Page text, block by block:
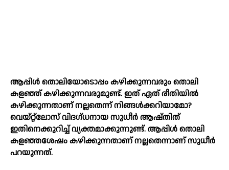
ആപ്പിള്‍ തൊലിയോടൊപ്പം കഴിക്കുന്നവരും തൊലി
കളഞ്ഞ് കഴിക്കുന്നവരുമുണ്ട്. ഇത് ഏത് രീതിയില്‍
കഴിക്കുന്നതാണ് നല്ലതെന്ന് നിങ്ങള്‍ക്കറിയാമോ?
വെയ്‌റ്റ്‌ലോസ് വിദഗ്ധനായ സുധീർ ആഷ്തിത്
ഇതിനെക്കുറിച്ച്‌ വ്യക്തമാക്കുന്നുണ്ട്. ആപ്പിള്‍ തൊലി
കളഞ്ഞശേഷം കഴിക്കുന്നതാണ് നല്ലതെന്നാണ് സുധീർ
പറയുന്നത്.